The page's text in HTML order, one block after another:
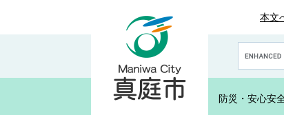
本文
o
防災・ 安心安